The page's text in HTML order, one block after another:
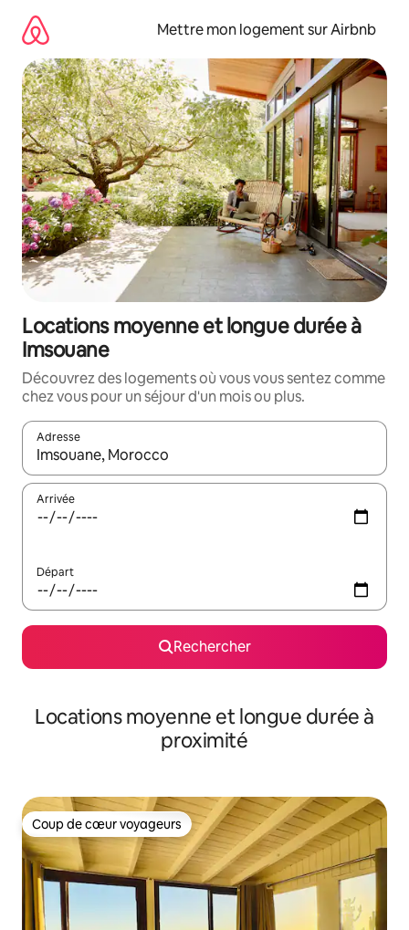
directement
contenu
Mettre mon logement sur Airbnb
Locations moyenne et longue durée à
Imsouane
Découvrez des logements où vous vous sentez comme
chez vous pour un séjour d'un mois ou plus.
Adresse
Lorsque les résultats s'affichent, utilisez les flèches vers le
Arrivée
Départ
Rechercher
Locations moyenne et longue durée à
proximité
Coup de cœur voyageurs
Coup de cœur voyageurs